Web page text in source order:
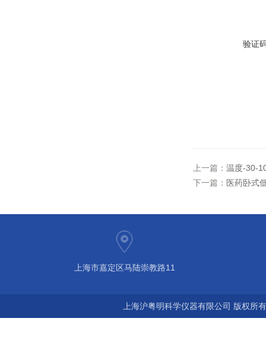
验证
上一篇： 温度-30-
下一篇： 医药卧式
上海市嘉定区马陆崇教路11
上海沪粤明科学仪器有限公司 版权所